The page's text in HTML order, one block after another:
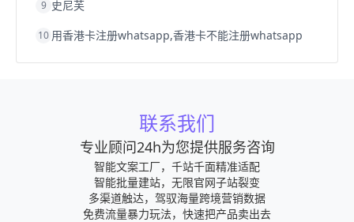
9 史尼芙
10 用香港卡注册whatsapp,香港卡不能注册whatsapp
联系我们
专业顾问24h为您提供服务咨询
智能文案工厂，千站千面精准适配
智能批量建站，无限官网子站裂变
多渠道触达，驾驭海量跨境营销数据
免费流量暴力玩法，快速把产品卖出去